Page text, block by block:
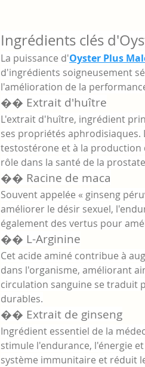
Ingrédients clés
La puissance d'Oyster Plus
d'ingrédients soigneusement
l'amélioration de la
�� Extrait d'huître
L'extrait d'huître, ingrédient
ses propriétés aphrodisiaques.
testostérone et à la production
rôle dans la santé de la
�� Racine de maca
Souvent appelée « ginseng
améliorer le désir sexuel,
également des vertus pour
�� L-Arginine
Cet acide aminé contribue à
dans l'organisme, améliorant
circulation sanguine se traduit
durables.
�� Extrait de ginseng
Ingrédient essentiel de la
stimule l'endurance, l'énergie
système immunitaire et réduit